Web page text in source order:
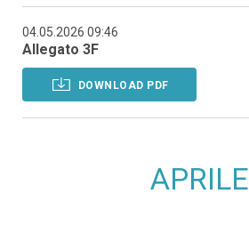
04.05.2026 09:46
Allegato 3F
DOWNLOAD PDF
APRILE